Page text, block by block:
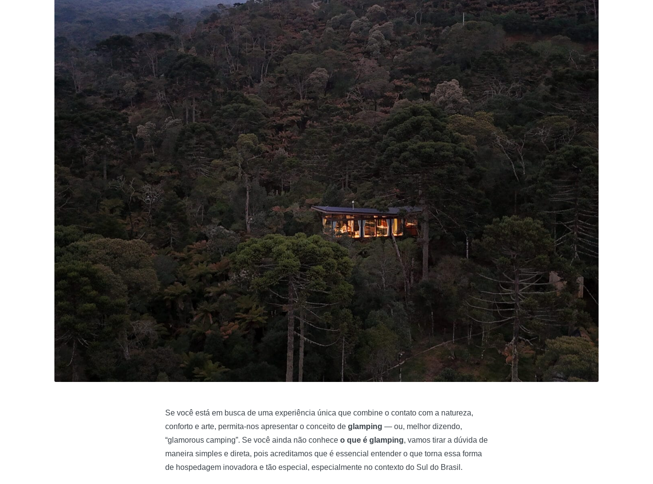
Se você está em busca de uma experiência única que combine o contato com a natureza,
conforto e arte, permita-nos apresentar o conceito de glamping — ou, melhor dizendo,
“glamorous camping”. Se você ainda não conhece o que é glamping, vamos tirar a dúvida de
maneira simples e direta, pois acreditamos que é essencial entender o que torna essa forma
de hospedagem inovadora e tão especial, especialmente no contexto do Sul do Brasil.